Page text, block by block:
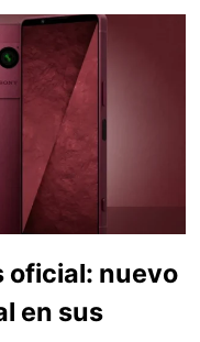
oficial: nuevo
en sus